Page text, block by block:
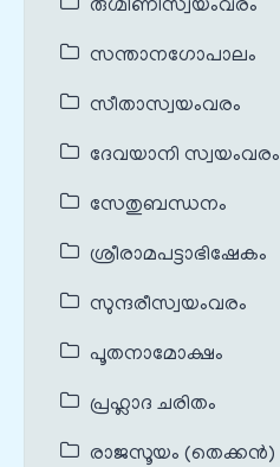
രുഗ്മിണീസ്വയംവരം
സന്താനഗോപാലം
സീതാസ്വയംവരം
ദേവയാനി സ്വയംവരം
സേതുബന്ധനം
ശ്രീരാമപട്ടാഭിഷേകം
സുന്ദരീസ്വയംവരം
പൂതനാമോക്ഷം
പ്രഹ്ലാദ ചരിതം
രാജസൂയം (തെക്കൻ)